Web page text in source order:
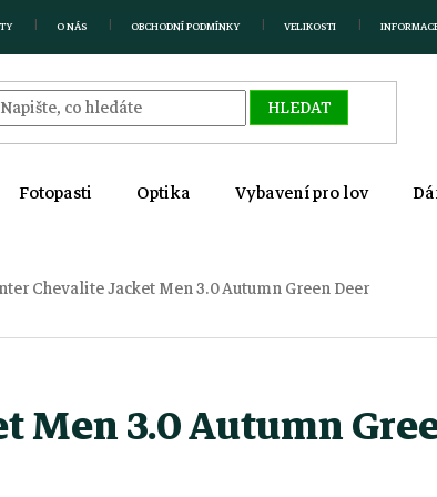
O NÁS OBCHODNÍ PODMÍNKY VELIKOSTI
HLEDAT
Fotopasti Optika Vybavení pro lov
Chevalite Jacket Men 3.0 Autumn Green Deer
3.0 Autumn